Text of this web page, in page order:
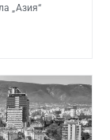
„Азия“